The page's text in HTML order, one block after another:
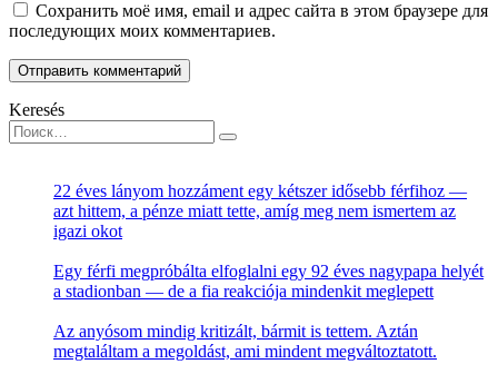
Сохранить моё имя, email и адрес сайта в этом браузере для
последующих моих комментариев.
Keresés
Search
for:
22 éves lányom hozzáment egy kétszer idősebb férfihoz —
azt hittem, a pénze miatt tette, amíg meg nem ismertem az
igazi okot
Egy férfi megpróbálta elfoglalni egy 92 éves nagypapa helyét
a stadionban — de a fia reakciója mindenkit meglepett
Az anyósom mindig kritizált, bármit is tettem. Aztán
megtaláltam a megoldást, ami mindent megváltoztatott.